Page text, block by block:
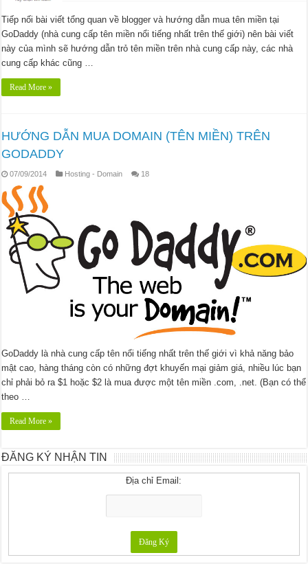
Tiếp nối bài viết tổng quan về blogger và hướng dẫn mua tên miền tại
GoDaddy (nhà cung cấp tên miền nổi tiếng nhất trên thế giới) nên bài viết
này của mình sẽ hướng dẫn trỏ tên miền trên nhà cung cấp này, các nhà
cung cấp khác cũng …
Read More »
HƯỚNG DẪN MUA DOMAIN (TÊN MIỀN) TRÊN
GODADDY
07/09/2014 Hosting - Domain 18
GoDaddy là nhà cung cấp tên nổi tiếng nhất trên thế giới vì khả năng bảo
mật cao, hàng tháng còn có những đợt khuyến mại giảm giá, nhiều lúc bạn
chỉ phải bỏ ra $1 hoặc $2 là mua được một tên miền .com, .net. (Bạn có thể
theo …
Read More »
ĐĂNG KÝ NHẬN TIN
Địa chỉ Email: